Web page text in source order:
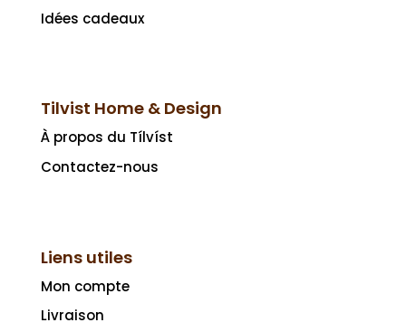
Idées cadeaux
Tilvist Home & Design
À propos du Tílvíst
Contactez-nous
Liens utiles
Mon compte
Livraison